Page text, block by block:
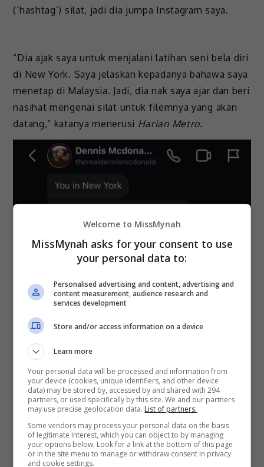
(‘hashtag’) silat, jadi dia jumpa Instagram saya.
“Dia ajak saya untuk menjalani latihan seni bela diri
di New York. Saya jelaskan kepadanya bahawa saya
menetap di Malaysia. Jadi, dia nak saya ajar dan beri
nasihat mengenai silat untuk filemnya yang akan
datang,” katanya menerusi Harian Metro.
Welcome to MissMynah
MissMynah asks for your consent to use
your personal data to:
Personalised advertising and content, advertising and
content measurement, audience research and
services development
Store and/or access information on a device
Learn more
Your personal data will be processed and information from
your device (cookies, unique identifiers, and other device
data) may be stored by, accessed by and shared with 294
partners, or used specifically by this site. We and our partners
may use precise geolocation data. List of partners.
Some vendors may process your personal data on the basis
of legitimate interest, which you can object to by managing
your options below. Look for a link at the bottom of this page
or in the site menu to manage or withdraw consent in privacy
and cookie settings.